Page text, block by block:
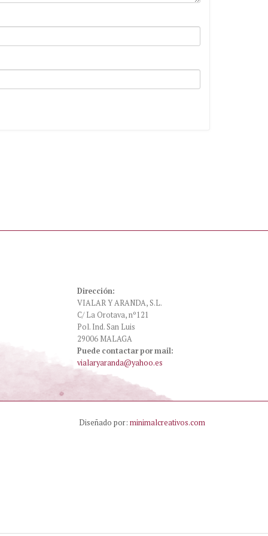
Dirección:
VIALAR Y ARANDA, S.L.
C/ La Orotava, nº121
Pol. Ind. San Luis
29006 MALAGA
Puede contactar por mail:
vialaryaranda@yahoo.es
Diseñado por: minimalcreativos.com